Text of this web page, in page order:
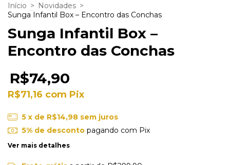
Início > Novidades >
Sunga Infantil Box – Encontro das Conchas
Sunga Infantil Box –
Encontro das Conchas
R$74,90
R$71,16 com Pix
5 x de R$14,98 sem juros
5% de descontopagando com Pix
Ver mais detalhes